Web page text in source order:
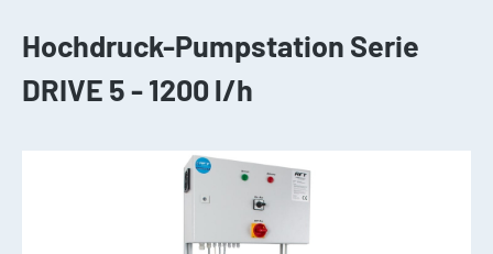
Hochdruck-Pumpstation Serie
DRIVE 5 - 1200 l/h
Bildergalerie überspringen